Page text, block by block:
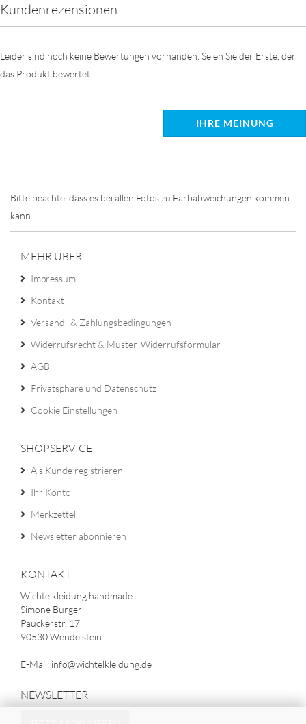
Kundenrezensionen
Leider sind noch keine Bewertungen vorhanden. Seien Sie der Erste, der
das Produkt bewertet.
IHRE MEINUNG
Bitte beachte, dass es bei allen Fotos zu Farbabweichungen kommen
kann.
MEHR ÜBER...
Impressum
Kontakt
Versand- & Zahlungsbedingungen
Widerrufsrecht & Muster-Widerrufsformular
AGB
Privatsphäre und Datenschutz
Cookie Einstellungen
SHOPSERVICE
Als Kunde registrieren
Ihr Konto
Merkzettel
Newsletter abonnieren
KONTAKT
Wichtelkleidung handmade
Simone Burger
Pauckerstr. 17
90530 Wendelstein
E-Mail: info@wichtelkleidung.de
NEWSLETTER